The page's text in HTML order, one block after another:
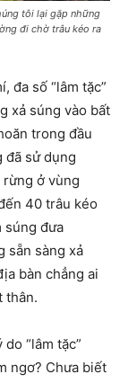
tôi lại gặp những
đi chờ trâu kéo ra
đa số “lâm tặc”
xả súng vào bất
trong đầu
đã sử dụng
rừng ở vùng
40 trâu kéo
súng đưa
sẵn sàng xả
bàn chẳng ai
thân.
“lâm tặc”
ngơ? Chưa biết